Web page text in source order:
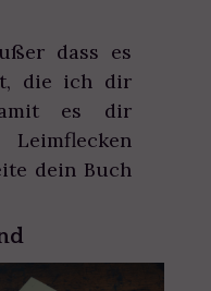
dass es
die ich dir
es dir
dein Buch